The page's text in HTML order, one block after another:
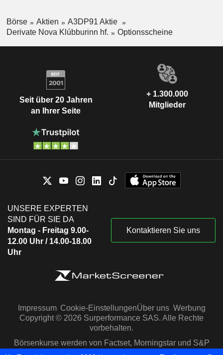
Börse Aktien
A3DP91 Aktie
Derivate Nova Klúbburinn hf.
Optionsscheine
Seit über 20 Jahren
an Ihrer Seite
+ 1.300.000
Mitglieder
UNSERE EXPERTEN
SIND FÜR SIE DA
Montag - Freitag 9.00-
12.00 Uhr / 14.00-18.00
Uhr
Kontaktieren Sie uns
Impressum Cookie-EinstellungenÜber uns Werbung
Copyright © 2026 Surperformance SAS. Alle Rechte
vorbehalten.
Börsenkurse werden von Factset, Morningstar und S&P
Capital IQ zur Verfügung gestellt